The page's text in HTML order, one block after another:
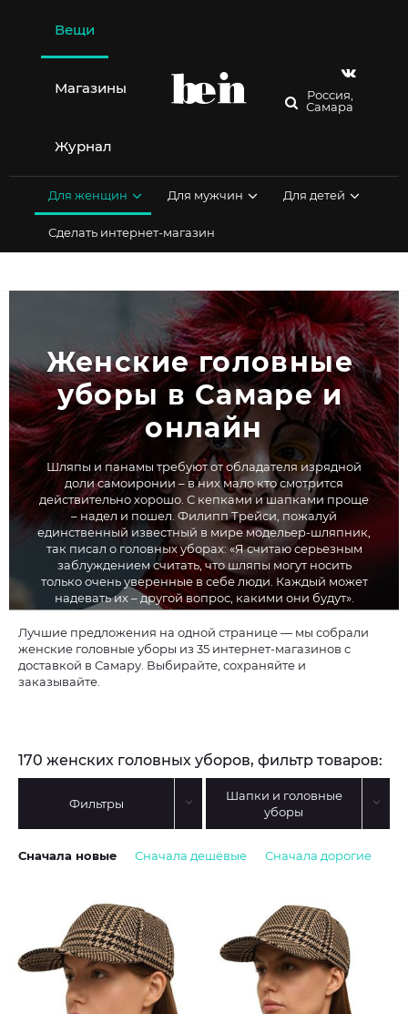
содержимому
Вещи
Магазины
Журнал
Россия,
Самара
Для женщин Для мужчин Для детей
Сделать интернет-магазин
Женские головные
уборы в Самаре и
онлайн
Шляпы и панамы требуют от обладателя изрядной
доли самоиронии – в них мало кто смотрится
действительно хорошо. С кепками и шапками проще
– надел и пошел. Филипп Трейси, пожалуй
единственный известный в мире модельер-шляпник,
так писал о головных уборах: «Я считаю серьезным
заблуждением считать, что шляпы могут носить
только очень уверенные в себе люди. Каждый может
надевать их – другой вопрос, какими они будут».
Лучшие предложения на одной странице — мы собрали
женские головные уборы из 35 интернет-магазинов с
доставкой в Самару. Выбирайте, сохраняйте и
заказывайте.
170 женских головных уборов, фильтр товаров:
Фильтры
Шапки и головные
уборы
Сначала новые Сначала дешёвые Сначала дорогие